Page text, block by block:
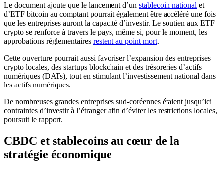
Le document ajoute que le lancement d’un stablecoin national et
d’ETF bitcoin au comptant pourrait également être accéléré une fois
que les entreprises auront la capacité d’investir. Le soutien aux ETF
crypto se renforce à travers le pays, même si, pour le moment, les
approbations réglementaires restent au point mort.
Cette ouverture pourrait aussi favoriser l’expansion des entreprises
crypto locales, des startups blockchain et des trésoreries d’actifs
numériques (DATs), tout en stimulant l’investissement national dans
les actifs numériques.
De nombreuses grandes entreprises sud-coréennes étaient jusqu’ici
contraintes d’investir à l’étranger afin d’éviter les restrictions locales,
poursuit le rapport.
CBDC et stablecoins au cœur de la
stratégie économique